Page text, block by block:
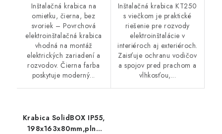
Inštalačná krabica na
omietku, čierna, bez
svoriek – Povrchová
elektroinštalačná krabica
vhodná na montáž
elektrických zariadení a
rozvodov. Čierna farba
poskytuje moderný...
Inštalačná krabica KT250
s viečkom je praktické
riešenie pre rozvody
elektroinštalácie v
interiéroch aj exteriéroch.
Zaisťuje ochranu vodičov
a spojov pred prachom a
vlhkosťou,...
Krabica SolidBOX IP55,
198x163x80mm,plné